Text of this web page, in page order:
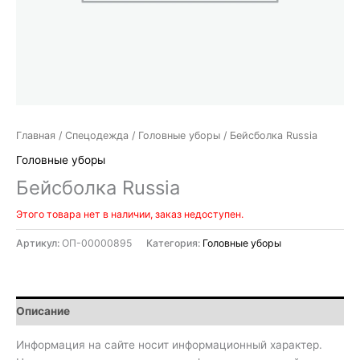
Главная / Спецодежда / Головные уборы / Бейсболка Russia
Головные уборы
Бейсболка Russia
Этого товара нет в наличии, заказ недоступен.
Артикул: ОП-00000895 Категория: Головные уборы
Описание
Информация на сайте носит информационный характер.